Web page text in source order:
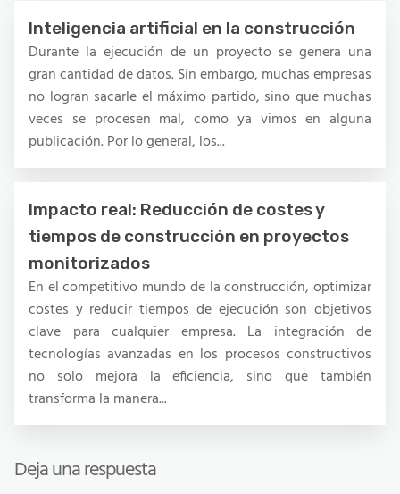
Inteligencia artificial en la construcción
Durante la ejecución de un proyecto se genera una
gran cantidad de datos. Sin embargo, muchas empresas
no logran sacarle el máximo partido, sino que muchas
veces se procesen mal, como ya vimos en alguna
publicación. Por lo general, los...
Impacto real: Reducción de costes y
tiempos de construcción en proyectos
monitorizados
En el competitivo mundo de la construcción, optimizar
costes y reducir tiempos de ejecución son objetivos
clave para cualquier empresa. La integración de
tecnologías avanzadas en los procesos constructivos
no solo mejora la eficiencia, sino que también
transforma la manera...
Deja una respuesta